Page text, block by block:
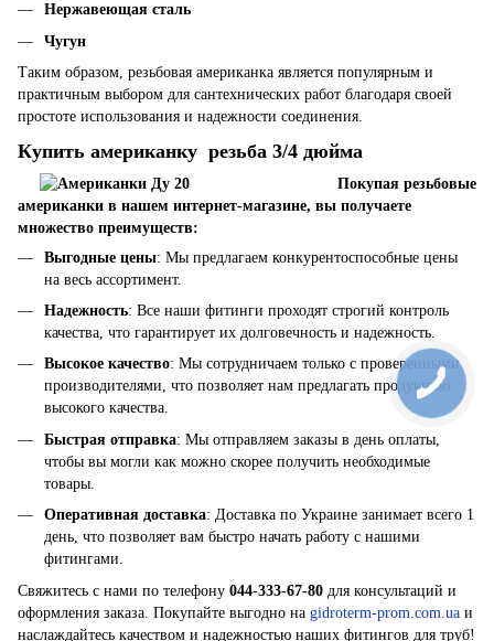
Нержавеющая сталь
Чугун
Таким образом, резьбовая американка является популярным и
практичным выбором для сантехнических работ благодаря своей
простоте использования и надежности соединения.
Купить американку резьба 3/4 дюйма
Покупая резьбовые
американки в нашем интернет-магазине, вы получаете
множество преимуществ:
Выгодные цены: Мы предлагаем конкурентоспособные цены
на весь ассортимент.
Надежность: Все наши фитинги проходят строгий контроль
качества, что гарантирует их долговечность и надежность.
Высокое качество: Мы сотрудничаем только с проверенными
производителями, что позволяет нам предлагать продукцию
высокого качества.
Быстрая отправка: Мы отправляем заказы в день оплаты,
чтобы вы могли как можно скорее получить необходимые
товары.
Оперативная доставка: Доставка по Украине занимает всего 1
день, что позволяет вам быстро начать работу с нашими
фитингами.
Свяжитесь с нами по телефону 044-333-67-80 для консультаций и
оформления заказа. Покупайте выгодно на gidroterm-prom.com.ua и
наслаждайтесь качеством и надежностью наших фитингов для труб!